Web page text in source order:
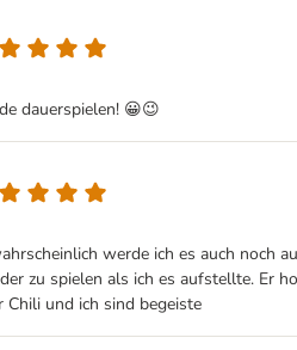
dauerspielen! 😀😉
werde ich es auch
zu spielen als ich es aufstellte. Er
Chili und ich sind begeiste